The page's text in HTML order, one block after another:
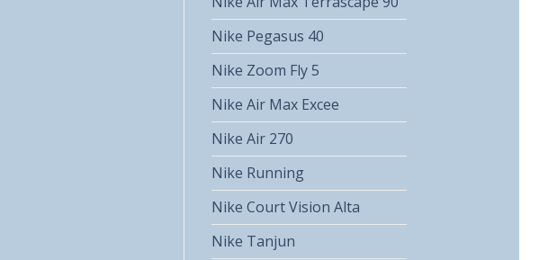
Nike Pegasus 40
Nike Zoom Fly 5
Nike Air Max Excee
Nike Air 270
Nike Running
Nike Court Vision Alta
Nike Tanjun